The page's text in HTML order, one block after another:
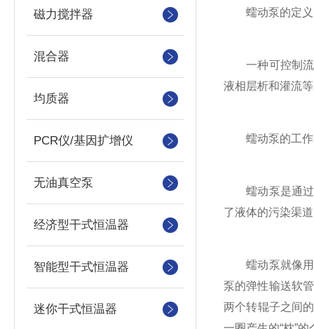
磁力搅拌器
混合器
均质器
PCR仪/基因扩增仪
无油真空泵
经济型干式恒温器
智能型干式恒温器
迷你干式恒温器
蠕动泵的定义
一种可控制流
液相层析和灌流
蠕动泵的工作
蠕动泵是通过
了液体的污染渠
蠕动泵就像用
泵的弹性输送软
两个转辊子之间